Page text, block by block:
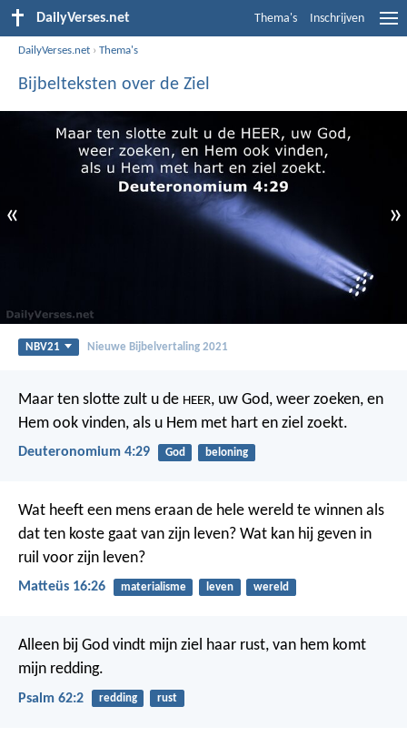
DailyVerses.net Thema's Inschrijven
DailyVerses.net ›Thema's
Bijbelteksten over de Ziel
« »
NBV21 Nieuwe Bijbelvertaling 2021
Maar ten slotte zult u de HEER, uw God, weer zoeken, en
Hem ook vinden, als u Hem met hart en ziel zoekt.
Deuteronomium 4:29 God beloning
Wat heeft een mens eraan de hele wereld te winnen als
dat ten koste gaat van zijn leven? Wat kan hij geven in
ruil voor zijn leven?
Matteüs 16:26 materialisme leven wereld
Alleen bij God vindt mijn ziel haar rust, van hem komt
mijn redding.
Psalm 62:2 redding rust